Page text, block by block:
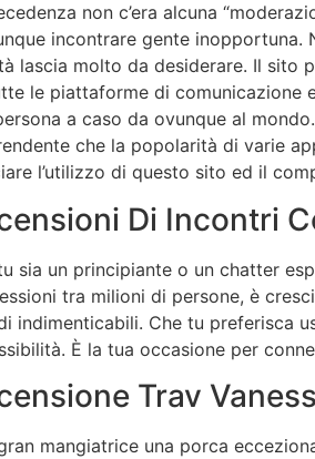
non c’era alcuna
incontrare gente inopportuna.
lascia molto da desiderare. Il sito
le piattaforme di comunicazione
a caso da ovunque al
che la popolarità di varie
l’utilizzo di questo sito ed il
Di Incontri
sia un principiante o un chatter
tra milioni di persone, è
indimenticabili. Che tu preferisca
È la tua occasione per
Trav
mangiatrice una porca